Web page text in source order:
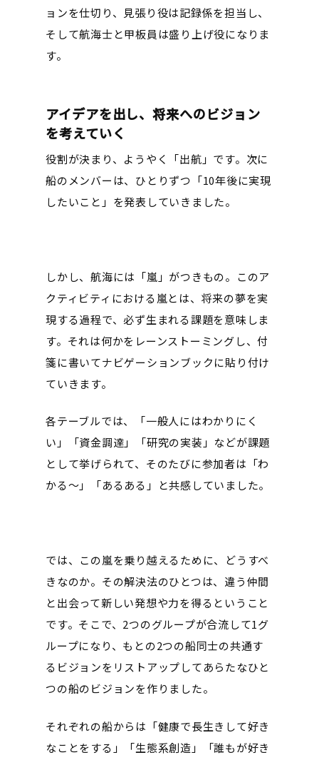
ョンを仕切り、見張り役は記録係を担当し、
そして航海士と甲板員は盛り上げ役になりま
す。
アイデアを出し、将来へのビジョン
を考えていく
役割が決まり、ようやく「出航」です。次に
船のメンバーは、ひとりずつ「10年後に実現
したいこと」を発表していきました。
しかし、航海には「嵐」がつきもの。このア
クティビティにおける嵐とは、将来の夢を実
現する過程で、必ず生まれる課題を意味しま
す。それは何かをレーンストーミングし、付
箋に書いてナビゲーションブックに貼り付け
ていきます。
各テーブルでは、「一般人にはわかりにく
い」「資金調達」「研究の実装」などが課題
として挙げられて、そのたびに参加者は「わ
かる～」「あるある」と共感していました。
では、この嵐を乗り越えるために、どうすべ
きなのか。その解決法のひとつは、違う仲間
と出会って新しい発想や力を得るということ
です。そこで、2つのグループが合流して1グ
ループになり、もとの2つの船同士の共通す
るビジョンをリストアップしてあらたなひと
つの船のビジョンを作りました。
それぞれの船からは「健康で長生きして好き
なことをする」「生態系創造」「誰もが好き